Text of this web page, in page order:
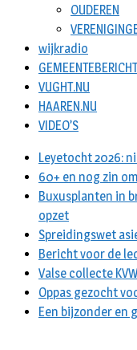
OUDEREN
wijkradio
VUGHT.NU
HAAREN.NU
VIDEO’S
Leyetocht 2026:
60+ en nog zin
Buxusplanten in
opzet
Spreidingswet
Bericht voor de
Valse collecte KVW
Oppas gezocht
Een bijzonder en